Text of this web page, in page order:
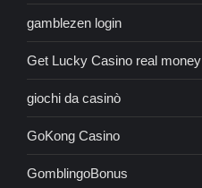
gamblezen login
Get Lucky Casino real money
giochi da casinò
GoKong Casino
GomblingoBonus